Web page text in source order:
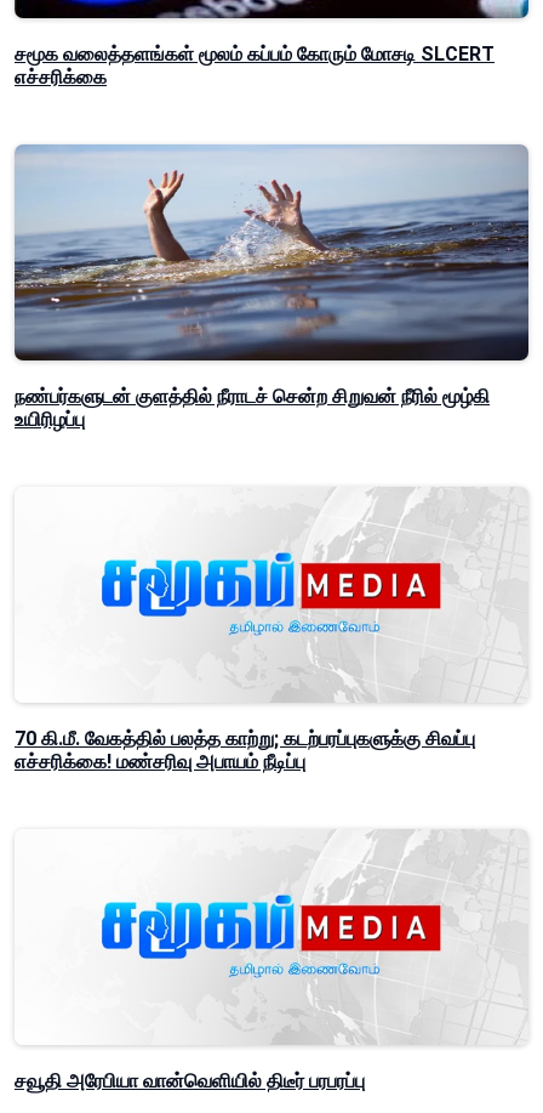
சமூக வலைத்தளங்கள் மூலம் கப்பம் கோரும் மோசடி SLCERT
எச்சரிக்கை
நண்பர்களுடன் குளத்தில் நீராடச் சென்ற சிறுவன் நீரில் மூழ்கி
உயிரிழப்பு
70 கி.மீ. வேகத்தில் பலத்த காற்று; கடற்பரப்புகளுக்கு சிவப்பு
எச்சரிக்கை! மண்சரிவு அபாயம் நீடிப்பு
சவூதி அரேபியா வான்வெளியில் திடீர் பரபரப்பு